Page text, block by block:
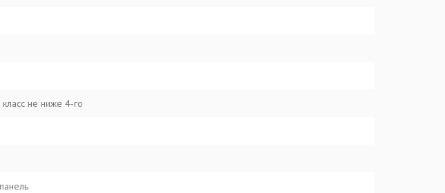
не ниже 4-го